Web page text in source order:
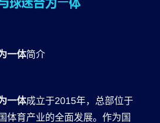
⼀体简介
⼀体成立于2015年，总部位于
体育产业的全面发展。作为国